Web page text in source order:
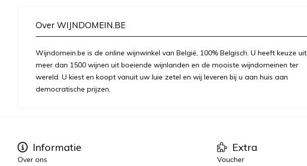
Over WIJNDOMEIN.BE
Wijndomein.be is de online wijnwinkel van België, 100% Belgisch. U heeft keuze uit
meer dan 1500 wijnen uit boeiende wijnlanden en de mooiste wijndomeinen ter
wereld. U kiest en koopt vanuit uw luie zetel en wij leveren bij u aan huis aan
democratische prijzen.
Informatie
Over ons
Extra
Voucher